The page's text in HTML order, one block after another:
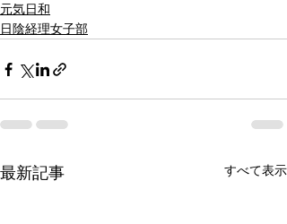
元気日和
日陰経理女子部
最新記事 すべて表示